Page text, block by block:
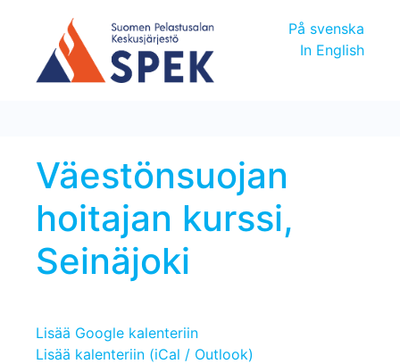
På svenska
In English
Väestönsuojan
hoitajan kurssi,
Seinäjoki
Lisää Google kalenteriin
Lisää kalenteriin (iCal / Outlook)